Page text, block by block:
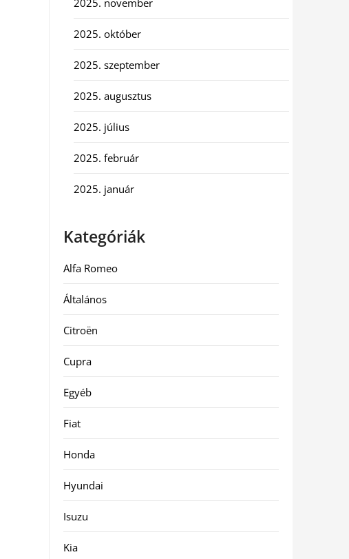
2025. november
2025. október
2025. szeptember
2025. augusztus
2025. július
2025. február
2025. január
Kategóriák
Alfa Romeo
Általános
Citroën
Cupra
Egyéb
Fiat
Honda
Hyundai
Isuzu
Kia